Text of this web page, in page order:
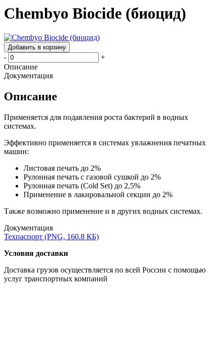
Chembyo Biocide (биоцид)
Добавить в корзину
-
+
Описание
Документация
Описание
Применяется для подавления роста бактерий в водных
системах.
Эффективно применяется в системах увлажнения печатных
машин:
Листовая печать до 2%
Рулонная печать с газовой сушкой до 2%
Рулонная печать (Cold Set) до 2,5%
Применение в лакировальной секции до 2%
Также возможно применение и в других водных системах.
Документация
Техпаспорт (PNG, 160.8 КБ)
Условия доставки
Доставка грузов осуществляется по всей России с помощью
услуг транспортных компаний